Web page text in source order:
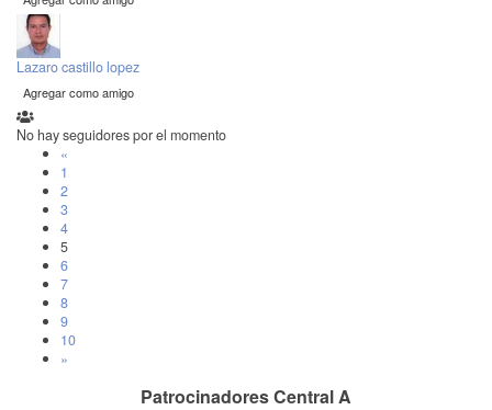
Lazaro castillo lopez
Agregar como amigo
No hay seguidores por el momento
«
1
2
3
4
5
6
7
8
9
10
»
Patrocinadores Central A